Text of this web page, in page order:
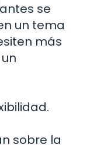
se
un tema
más
sobre la